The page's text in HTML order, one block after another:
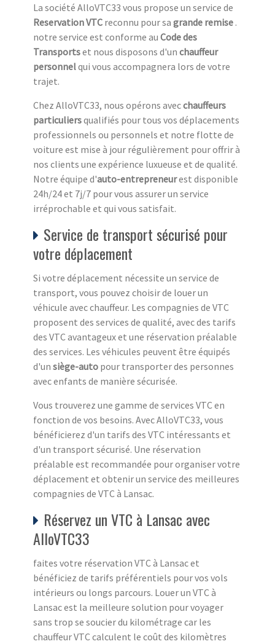
La société AlloVTC33 vous propose un service de
Reservation VTC reconnu pour sa grande remise .
notre service est conforme au Code des
Transportset nous disposons d'un chauffeur
personnelqui vous accompagnera lors de votre
trajet.
Chez AlloVTC33, nous opérons avecchauffeurs
particuliersqualifiés pour tous vos déplacements
professionnels ou personnels et notre flotte de
voiture est mise à jour régulièrement pour offrir à
nos clients une expérience luxueuse et de qualité.
Notre équipe d'auto-entrepreneurest disponible
24h/24 et 7j/7 pour vous assurer un service
irréprochable et qui vous satisfait.
Service de transport sécurisé pour
votre déplacement
Si votre déplacement nécessite un service de
transport, vous pouvez choisir de louer un
véhicule avec chauffeur. Les compagnies de VTC
proposent des services de qualité, avec des tarifs
des VTC avantageux et une réservation préalable
des services. Les véhicules peuvent être équipés
d'un siège-auto pour transporter des personnes
avec enfants de manière sécurisée.
Vous trouverez une gamme de services VTC en
fonction de vos besoins. Avec AlloVTC33, vous
bénéficierez d'un tarifs des VTC intéressants et
d'un transport sécurisé. Une réservation
préalable est recommandée pour organiser votre
déplacement et obtenir un service des meilleures
compagnies de VTC à Lansac.
Réservez un VTC à Lansac avec
AlloVTC33
faites votre réservation VTC à Lansac et
bénéficiez de tarifs préférentiels pour vos vols
intérieurs ou longs parcours. Louer un VTC à
Lansac est la meilleure solution pour voyager
sans trop se soucier du kilométrage car les
chauffeur VTC calculent le coût des kilomètres